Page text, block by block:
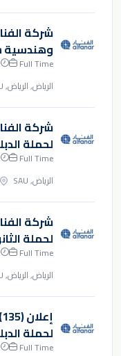
وهندسية
Full Time
الرياض, الرياض, SAU
لحملة
Full Time
الرياض, SAU
لحملة
Full Time
الرياض, الرياض, SAU
لحملة
Full Time